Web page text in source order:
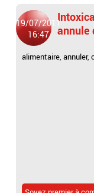
19/07/2011
16:47
annule
alimentaire,annuler,